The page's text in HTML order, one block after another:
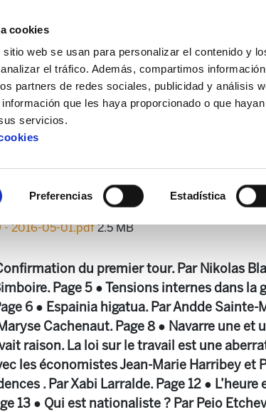
cookies
web se usan para personalizar el contenido y
el tráfico. Además, compartimos
partners de redes sociales, publicidad y análisis
que les haya proporcionado o que
servicios.
Preferencias Estadística
+ Alda!
- 2016-05-01.pdf2.5 MB
du premier tour. Par Nikolas
Page 5 ● Tensions internes dans la
6 ● Espainia higatua. Par Andde Sainte-
Cachenaut. Page 8 ● Navarre une et
raison. La loi sur le travail est une
les économistes Jean-Marie Harribey et
. Par Xabi Larralde. Page 12 ● L’heure
13 ● Qui est nationaliste ? Par Peio